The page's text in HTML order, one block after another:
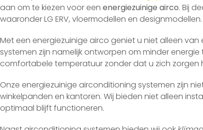
aan om te kiezen voor een energiezuinige airco. Bij
waaronder LG ERV, vloermodellen en designmodellen.
Met een energiezuinige airco geniet u niet alleen
systemen zijn namelijk ontworpen om minder
comfortabele temperatuur zonder dat u zich zorgen
Onze energiezuinige airconditioning systemen zijn
winkelpanden en kantoren. Wij bieden niet alleen
optimaal blijft functioneren.